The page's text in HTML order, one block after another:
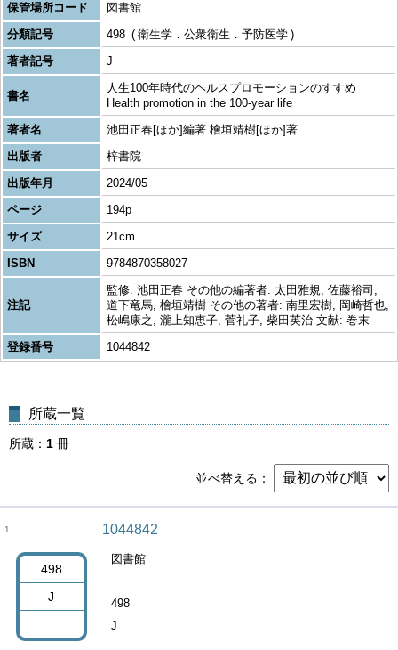
保管場所コード
図書館
分類記号
498
衛生学．公衆衛生．予防医学
著者記号
J
書名
人生100年時代のヘルスプロモーションのすすめ
Health promotion in the 100-year life
著者名
池田正春[ほか]編著 檜垣靖樹[ほか]著
出版者
梓書院
出版年月
2024/05
ページ
194p
サイズ
21cm
ISBN
9784870358027
注記
監修: 池田正春 その他の編著者: 太田雅規, 佐藤裕司,
道下竜馬, 檜垣靖樹 その他の著者: 南里宏樹, 岡崎哲也,
松嶋康之, 瀧上知恵子, 菅礼子, 柴田英治 文献: 巻末
登録番号
1044842
所蔵一覧
所蔵 1 冊
並べ替える
1
498
J
1044842
図書館
498
J